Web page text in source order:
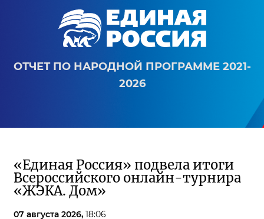
ОТЧЕТ ПО НАРОДНОЙ ПРОГРАММЕ 2021-
2026
«Единая Россия» подвела итоги
Всероссийского онлайн-турнира
«ЖЭКА. Дом»
07 августа 2026, 18:06